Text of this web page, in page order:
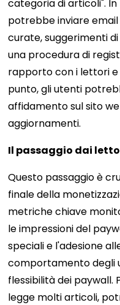
categoria di articoli". In
potrebbe inviare
curate, suggerimenti
una procedura di
rapporto con i lettori e
punto, gli utenti
affidamento sul sito
aggiornamenti.
Il passaggio dai
Questo passaggio è
finale della
metriche chiave
le impressioni del
speciali e l'adesione
comportamento degli
flessibilità dei paywall.
legge molti articoli,